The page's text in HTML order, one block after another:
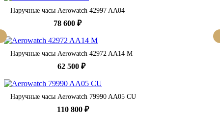
Наручные часы Aerowatch 42997 AA04
78 600 ₽
Наручные часы Aerowatch 42972 AA14 M
62 500 ₽
Наручные часы Aerowatch 79990 AA05 CU
110 800 ₽